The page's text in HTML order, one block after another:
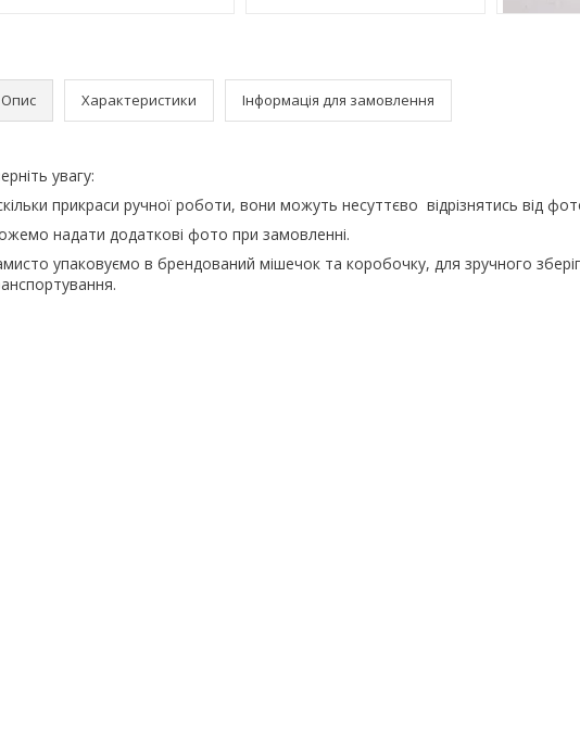
Опис Характеристики Інформація для замовлення
увагу:
прикраси ручної роботи, вони можуть несуттєво відрізнятись від
надати додаткові фото при замовленні.
упаковуємо в брендований мішечок та коробочку, для зручного